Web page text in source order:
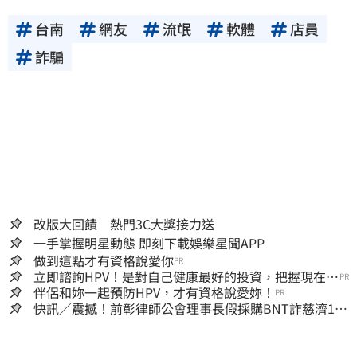
台南 網友 流氓 軟體
店員
詐騙
改版大回饋 熱門3C大獎接力送
一手掌握明星動態 即刻下載娛樂星聞APP
做到這點才有資格說愛你PR
立即諮詢HPV！是對自己健康最好的投資，把握現在不
嫌晚！
PR
伴侶和妳一起預防HPV，才有資格說愛妳！ PR
快訊／震撼！前彰律師公會理事長假採購BNT詐慈濟10